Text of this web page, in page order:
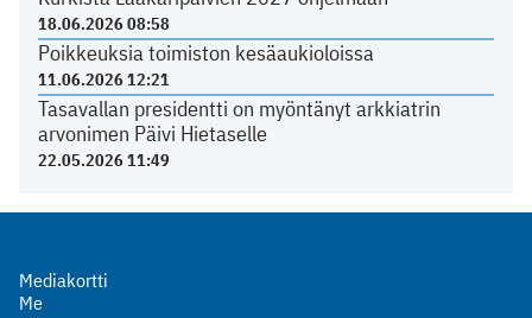
18.06.2026 08:58
Poikkeuksia toimiston kesäaukioloissa
11.06.2026 12:21
Tasavallan presidentti on myöntänyt arkkiatrin
arvonimen Päivi Hietaselle
22.05.2026 11:49
Mediakortti
Me